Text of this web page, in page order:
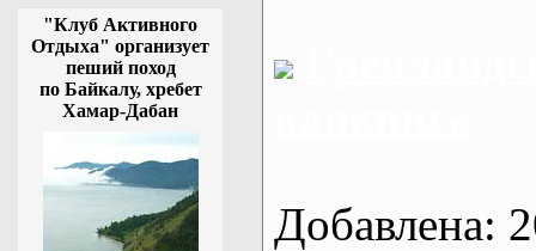
"Клуб Активного
Отдыха" организует
пеший поход
по Байкалу, хребет
Хамар-Дабан
Добавлена: